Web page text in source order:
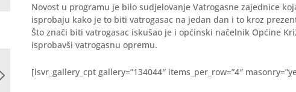
Novost u programu je bilo sudjelovanje Vatrogasne zajednice
isprobaju kako je to biti vatrogasac na jedan dan i to kroz
Što znači biti vatrogasac iskušao je i općinski načelnik Općine
isprobavši vatrogasnu opremu.
[lsvr_gallery_cpt gallery=”134044″ items_per_row=”4″